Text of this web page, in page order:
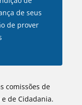
de seus
de prover
comissões de
de Cidadania.